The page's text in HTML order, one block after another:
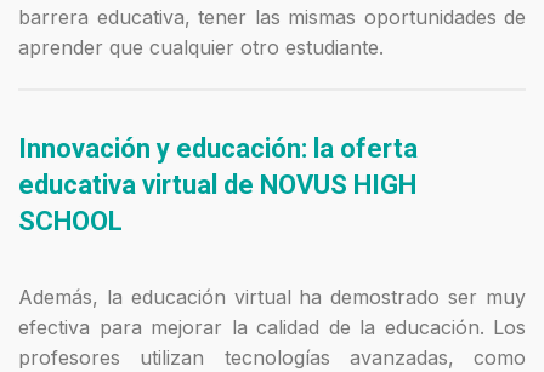
barrera educativa, tener las mismas oportunidades de
aprender que cualquier otro estudiante.
Innovación y educación: la oferta
educativa virtual de NOVUS HIGH
SCHOOL
Además, la educación virtual ha demostrado ser muy
efectiva para mejorar la calidad de la educación. Los
profesores utilizan tecnologías avanzadas, como